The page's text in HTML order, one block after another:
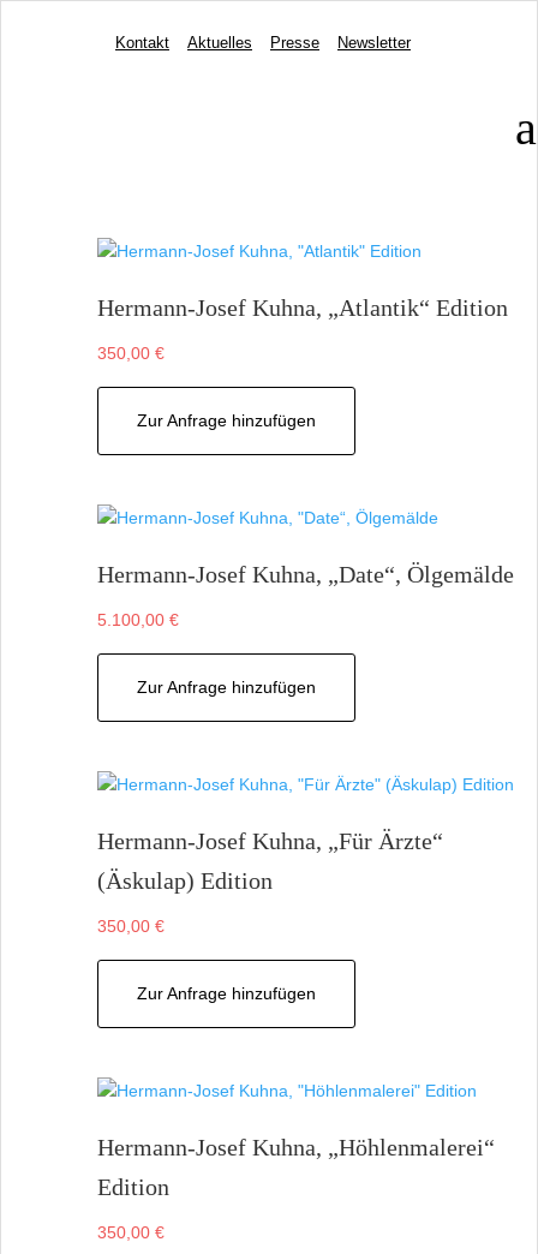
Kontakt Aktuelles Presse Newsletter
a
Hermann-Josef Kuhna, „Atlantik“ Edition
350,00€
Zur Anfrage hinzufügen
Hermann-Josef Kuhna, „Date“, Ölgemälde
5.100,00€
Zur Anfrage hinzufügen
Hermann-Josef Kuhna, „Für Ärzte“
(Äskulap) Edition
350,00€
Zur Anfrage hinzufügen
Hermann-Josef Kuhna, „Höhlenmalerei“
Edition
350,00€